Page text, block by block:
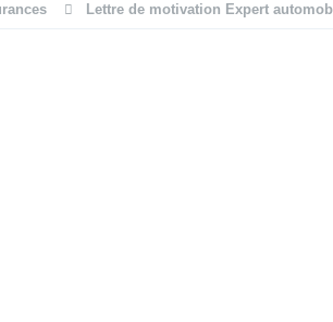
Lettre de motivation Expert